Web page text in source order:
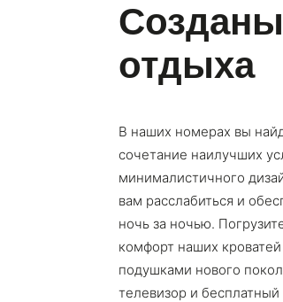
отдыха
В наших номерах вы
сочетание наилучших
минималистичного
вам расслабиться и
ночь за ночью.
комфорт наших
подушками нового
телевизор и